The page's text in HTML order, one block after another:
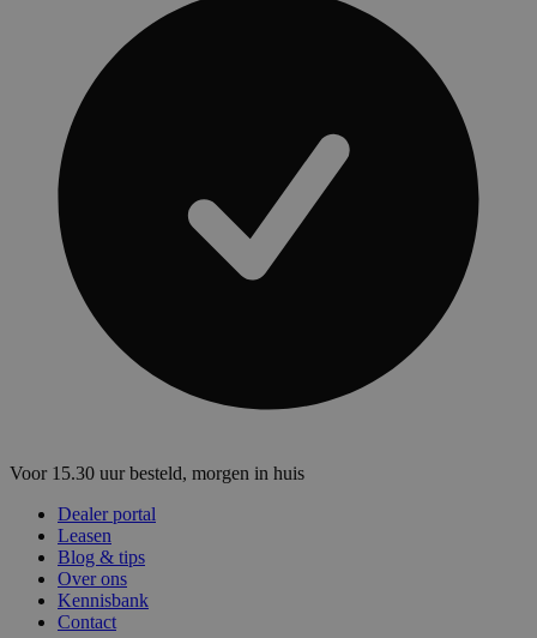
Voor 15.30 uur besteld, morgen in huis
Dealer portal
Leasen
Blog & tips
Over ons
Kennisbank
Contact